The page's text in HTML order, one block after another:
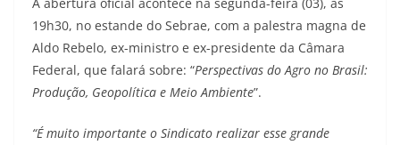
19h30, no estande do Sebrae, com a palestra magna de
Aldo Rebelo, ex-ministro e ex-presidente da Câmara
Federal, que falará sobre: “Perspectivas do Agro no Brasil:
Produção, Geopolítica e Meio Ambiente”.
“É muito importante o Sindicato realizar esse grande